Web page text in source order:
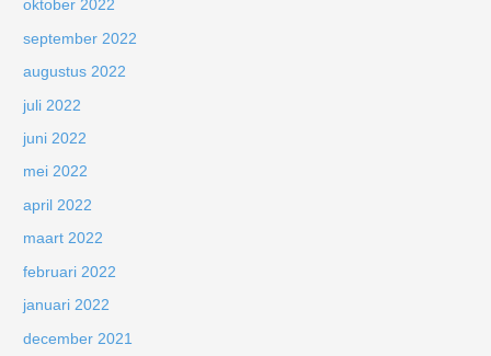
oktober 2022
september 2022
augustus 2022
juli 2022
juni 2022
mei 2022
april 2022
maart 2022
februari 2022
januari 2022
december 2021